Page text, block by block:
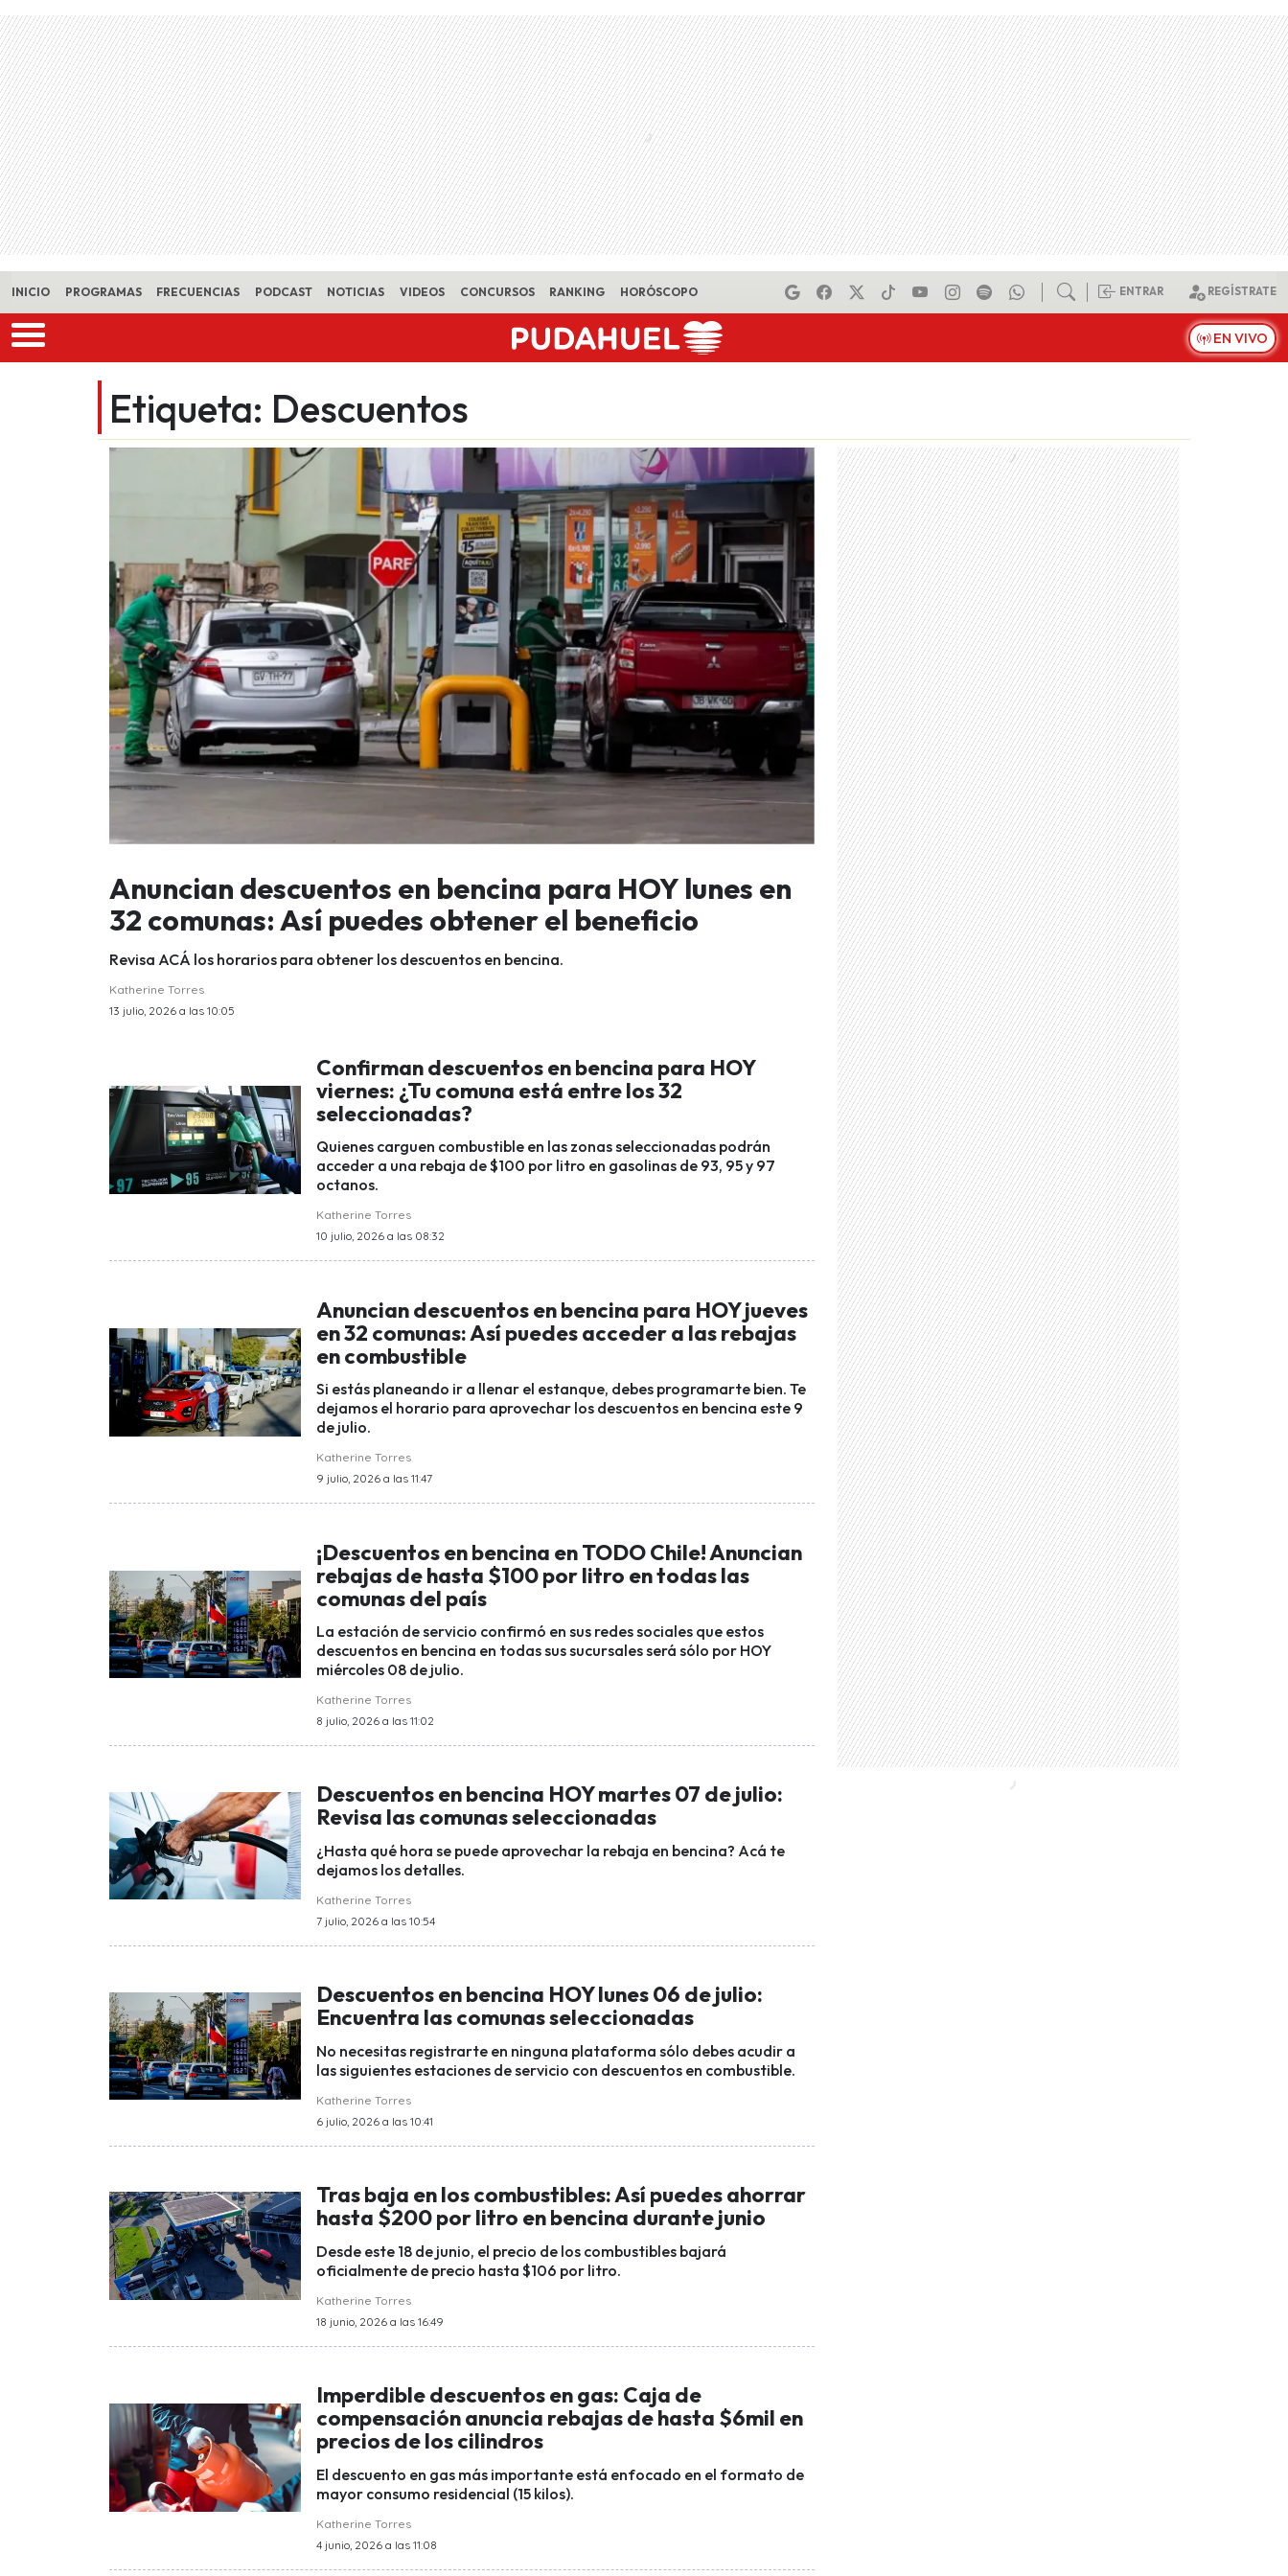
Skip to main content
INICIO PROGRAMAS FRECUENCIAS PODCAST NOTICIAS VIDEOS CONCURSOS RANKING HORÓSCOPO ENTRAR REGÍSTRATE
EN VIVO
Etiqueta: Descuentos
Anuncian descuentos en bencina para HOY lunes en
32 comunas: Así puedes obtener el beneficio
Revisa ACÁ los horarios para obtener los descuentos en bencina.
Katherine Torres
13 julio, 2026 a las 10:05
Confirman descuentos en bencina para HOY
viernes: ¿Tu comuna está entre los 32
seleccionadas?
Quienes carguen combustible en las zonas seleccionadas podrán
acceder a una rebaja de $100 por litro en gasolinas de 93, 95 y 97
octanos.
Katherine Torres
10 julio, 2026 a las 08:32
Anuncian descuentos en bencina para HOY jueves
en 32 comunas: Así puedes acceder a las rebajas
en combustible
Si estás planeando ir a llenar el estanque, debes programarte bien. Te
dejamos el horario para aprovechar los descuentos en bencina este 9
de julio.
Katherine Torres
9 julio, 2026 a las 11:47
¡Descuentos en bencina en TODO Chile! Anuncian
rebajas de hasta $100 por litro en todas las
comunas del país
La estación de servicio confirmó en sus redes sociales que estos
descuentos en bencina en todas sus sucursales será sólo por HOY
miércoles 08 de julio.
Katherine Torres
8 julio, 2026 a las 11:02
Descuentos en bencina HOY martes 07 de julio:
Revisa las comunas seleccionadas
¿Hasta qué hora se puede aprovechar la rebaja en bencina? Acá te
dejamos los detalles.
Katherine Torres
7 julio, 2026 a las 10:54
Descuentos en bencina HOY lunes 06 de julio:
Encuentra las comunas seleccionadas
No necesitas registrarte en ninguna plataforma sólo debes acudir a
las siguientes estaciones de servicio con descuentos en combustible.
Katherine Torres
6 julio, 2026 a las 10:41
Tras baja en los combustibles: Así puedes ahorrar
hasta $200 por litro en bencina durante junio
Desde este 18 de junio, el precio de los combustibles bajará
oficialmente de precio hasta $106 por litro.
Katherine Torres
18 junio, 2026 a las 16:49
Imperdible descuentos en gas: Caja de
compensación anuncia rebajas de hasta $6mil en
precios de los cilindros
El descuento en gas más importante está enfocado en el formato de
mayor consumo residencial (15 kilos).
Katherine Torres
4 junio, 2026 a las 11:08